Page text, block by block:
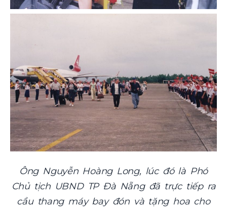
Ông Nguyễn Hoàng Long, lúc đó là Phó
Chủ tịch UBND TP Đà Nẵng đã trực tiếp ra
cầu thang máy bay đón và tặng hoa cho